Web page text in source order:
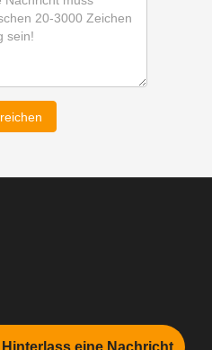
Hinterlass eine Nachricht